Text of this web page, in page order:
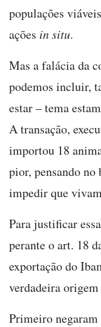
populações
ações in situ.
Mas a falácia da
podemos incluir,
estar – tema
A transação,
importou 18
pior, pensando no
impedir que
Para justificar
perante o art. 18
exportação do
verdadeira
Primeiro